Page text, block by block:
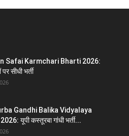
Safai Karmchari Bharti 2026:
सीधी भर्ती
Gandhi Balika Vidyalaya
यूपी कस्तूरबा गांधी भर्ती...